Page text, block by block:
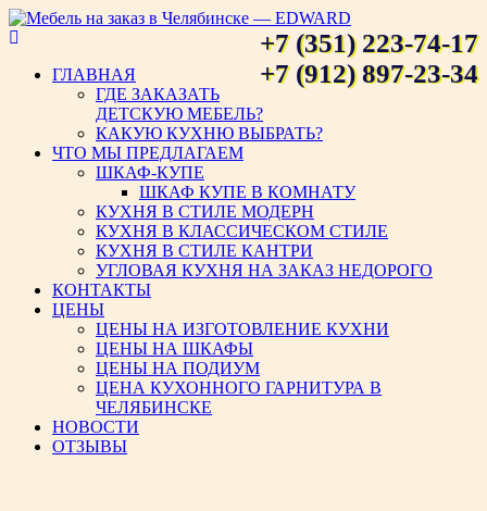
Мебель на заказ в Челябинске
— EDWARD
+7 (351) 223-74-17
+7 (912) 897-23-34
ГЛАВНАЯ
ГДЕ ЗАКАЗАТЬ
ДЕТСКУЮ МЕБЕЛЬ?
КАКУЮ КУХНЮ ВЫБРАТЬ?
ЧТО МЫ ПРЕДЛАГАЕМ
ШКАФ-КУПЕ
ШКАФ КУПЕ В КОМНАТУ
КУХНЯ В СТИЛЕ МОДЕРН
КУХНЯ В КЛАССИЧЕСКОМ СТИЛЕ
КУХНЯ В СТИЛЕ КАНТРИ
УГЛОВАЯ КУХНЯ НА ЗАКАЗ НЕДОРОГО
КОНТАКТЫ
ЦЕНЫ
ЦЕНЫ НА ИЗГОТОВЛЕНИЕ КУХНИ
ЦЕНЫ НА ШКАФЫ
ЦЕНЫ НА ПОДИУМ
ЦЕНА КУХОННОГО ГАРНИТУРА В
ЧЕЛЯБИНСКЕ
НОВОСТИ
ОТЗЫВЫ